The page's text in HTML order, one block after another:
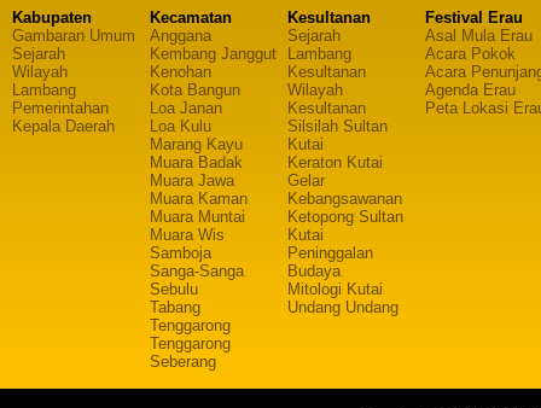
Kabupaten
Gambaran Umum
Sejarah
Wilayah
Lambang
Pemerintahan
Kepala Daerah
Kecamatan
Anggana
Kembang Janggut
Kenohan
Kota Bangun
Loa Janan
Loa Kulu
Marang Kayu
Muara Badak
Muara Jawa
Muara Kaman
Muara Muntai
Muara Wis
Samboja
Sanga-Sanga
Sebulu
Tabang
Tenggarong
Tenggarong
Seberang
Kesultanan
Sejarah
Lambang
Kesultanan
Wilayah
Kesultanan
Silsilah Sultan
Kutai
Keraton Kutai
Gelar
Kebangsawanan
Ketopong Sultan
Kutai
Peninggalan
Budaya
Mitologi Kutai
Undang Undang
Festival Erau
Asal Mula Erau
Acara Pokok
Acara
Agenda Erau
Peta Lokasi